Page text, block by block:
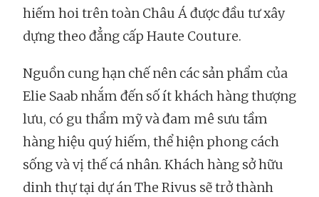
hiếm hoi trên toàn Châu Á được đầu tư xây
dựng theo đẳng cấp Haute Couture.
Nguồn cung hạn chế nên các sản phẩm của
Elie Saab nhắm đến số ít khách hàng thượng
lưu, có gu thẩm mỹ và đam mê sưu tầm
hàng hiệu quý hiếm, thể hiện phong cách
sống và vị thế cá nhân. Khách hàng sở hữu
dinh thự tại dự án The Rivus sẽ trở thành